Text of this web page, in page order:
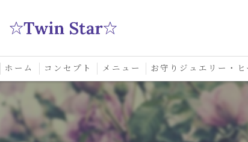
ホーム コンセプト メニュー
スクール
お守りジュエリー・